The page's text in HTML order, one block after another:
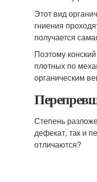
Этот вид
гниения
получается
Поэтому
плотных по
органическим
Степень
дефекат, так и
отличаются?